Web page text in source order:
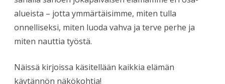
alueista – jotta ymmärtäisimme, miten tulla
onnelliseksi, miten luoda vahva ja terve perhe ja
miten nauttia työstä.
Näissä kirjoissa käsitellään kaikkia elämän
käytännön näkökohtia!